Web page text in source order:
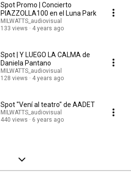
Spot Promo | Concierto
PIAZZOLLA100 en el Luna Park
MILWATTS_audiovisual
133 views
4 years ago
Spot | Y LUEGO LA CALMA de
Daniela Pantano
MILWATTS_audiovisual
128 views
4 years ago
Spot "Vení al teatro" de AADET
MILWATTS_audiovisual
440 views
6 years ago